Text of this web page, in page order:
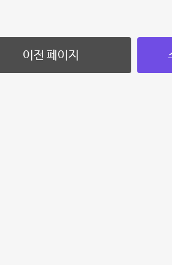
이전 페이지